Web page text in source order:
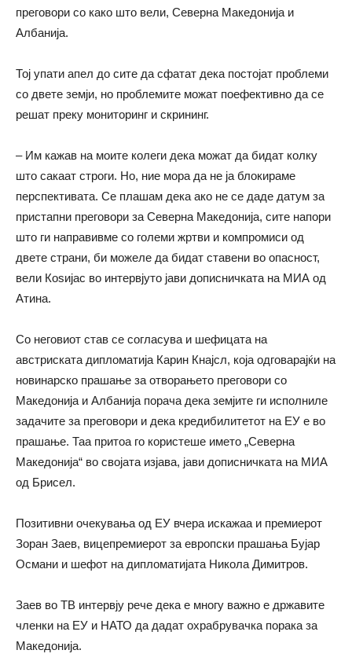
преговори со како што вели, Северна Македонија и
Албанија.
Тој упати апел до сите да сфатат дека постојат проблеми
со двете земји, но проблемите можат поефективно да се
решат преку мониторинг и скрининг.
– Им кажав на моите колеги дека можат да бидат колку
што сакаат строги. Но, ние мора да не ја блокираме
перспективата. Се плашам дека ако не се даде датум за
пристапни преговори за Северна Македонија, сите напори
што ги направивме со големи жртви и компромиси од
двете страни, би можеле да бидат ставени во опасност,
вели Коѕијас во интервјуто јави дописничката на МИА од
Атина.
Со неговиот став се согласува и шефицата на
австриската дипломатија Карин Кнајсл, која одговарајќи на
новинарско прашање за отворањето преговори со
Македонија и Албанија порача дека земјите ги исполниле
задачите за преговори и дека кредибилитетот на ЕУ е во
прашање. Таа притоа го користеше името „Северна
Македонија“ во својата изјава, јави дописничката на МИА
oд Брисел.
Позитивни очекувања од ЕУ вчера искажаа и премиерот
Зоран Заев, вицепремиерот за европски прашања Бујар
Османи и шефот на дипломатијата Никола Димитров.
Заев во ТВ интервју рече дека е многу важно е државите
членки на ЕУ и НАТО да дадат охрабрувачка порака за
Македонија.